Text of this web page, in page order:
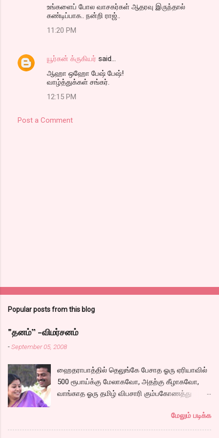
உங்களைப் போல வாசகர்கள் ஆதரவு இருந்தால்
கண்டிப்பாக.. நன்றி ராஜ்..
11:20 PM
யூர்கன் க்ருகியர் said…
ஆஹா ஒஹோ பேஷ் பேஷ்!
வாழ்த்துக்கள் சங்கர்.
12:15 PM
Post a Comment
Popular posts from this blog
"தனம்” -விமர்சனம்
-September 05, 2008
ஹைதராபாத்தில் தெலுங்கே பேசாத ஓரு ஏரியாவில்
500 ரூபாய்க்கு மேலாகவோ, அதற்கு கீழாகவோ,
வாங்காத ஓரு தமிழ் விபசாரி கும்பகோணத்து
வாழ்கைபடுகிறாள். அவளுடய வாழ்கை எப்படி
அமைந்தது? என்ற ஓரு நல்ல லைனை , சங்கீதா
மேலும் படிக்க